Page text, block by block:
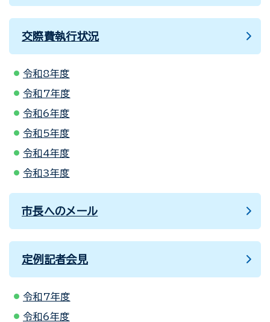
交際費執行状況
令和8年度
令和7年度
令和6年度
令和5年度
令和4年度
令和3年度
市長へのメール
定例記者会見
令和7年度
令和6年度